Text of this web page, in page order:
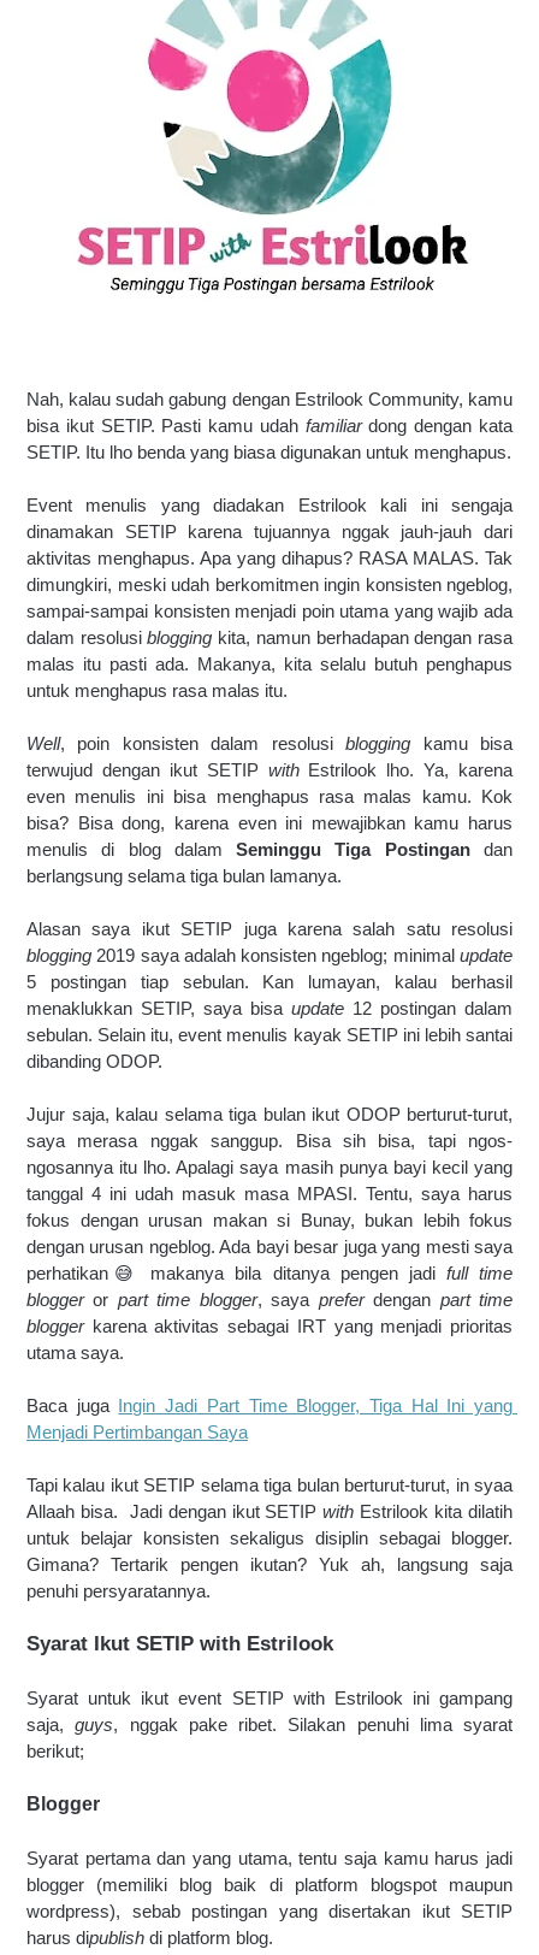
Nah, kalau sudah gabung dengan Estrilook Community, kamu
bisa ikut SETIP. Pasti kamu udah familiar dong dengan kata
Event menulis yang diadakan Estrilook kali ini sengaja
dinamakan SETIP karena tujuannya nggak jauh-jauh dari
aktivitas menghapus. Apa yang dihapus? RASA MALAS. Tak
dimungkiri, meski udah berkomitmen ingin konsisten ngeblog,
sampai-sampai konsisten menjadi poin utama yang wajib ada
dalam resolusi blogging kita, namun berhadapan dengan rasa
malas itu pasti ada. Makanya, kita selalu butuh penghapus
untuk menghapus rasa malas itu.
Well, poin konsisten dalam resolusi blogging kamu bisa
terwujud dengan ikut SETIP with Estrilook lho. Ya, karena
even menulis ini bisa menghapus rasa malas kamu. Kok
bisa? Bisa dong, karena even ini mewajibkan kamu harus
menulis di blog dalam Seminggu Tiga Postingan dan
berlangsung selama tiga bulan lamanya.
blogging 2019 saya adalah konsisten ngeblog; minimal
5 postingan tiap sebulan. Kan lumayan, kalau berhasil
menaklukkan SETIP, saya bisa update 12 postingan dalam
sebulan. Selain itu, event menulis kayak SETIP ini lebih santai
dibanding ODOP.
Jujur saja, kalau selama tiga bulan ikut ODOP berturut-turut,
saya merasa nggak sanggup. Bisa sih bisa, tapi ngos-
ngosannya itu lho. Apalagi saya masih punya bayi kecil yang
tanggal 4 ini udah masuk masa MPASI. Tentu, saya harus
fokus dengan urusan makan si Bunay, bukan lebih fokus
dengan urusan ngeblog. Ada bayi besar juga yang mesti saya
perhatikan😅 makanya bila ditanya pengen jadi full time
blogger or part time blogger, saya prefer dengan part time
blogger karena aktivitas sebagai IRT yang menjadi prioritas
utama saya.
Baca juga
Ingin Jadi Part Time Blogger, Tiga Hal Ini yang
Menjadi Pertimbangan Saya
Tapi kalau ikut SETIP selama tiga bulan berturut-turut, in syaa
Allaah bisa.  Jadi dengan ikut SETIP with Estrilook kita dilatih
untuk belajar konsisten sekaligus disiplin sebagai blogger.
Gimana? Tertarik pengen ikutan? Yuk ah, langsung saja
penuhi persyaratannya.
Syarat Ikut SETIP with Estrilook
Syarat untuk ikut event SETIP with Estrilook ini gampang
saja, guys, nggak pake ribet. Silakan penuhi lima syarat
berikut;
Blogger
Syarat pertama dan yang utama, tentu saja kamu harus jadi
blogger (memiliki blog baik di platform blogspot maupun
wordpress), sebab postingan yang disertakan ikut SETIP
harus dipublish di platform blog.